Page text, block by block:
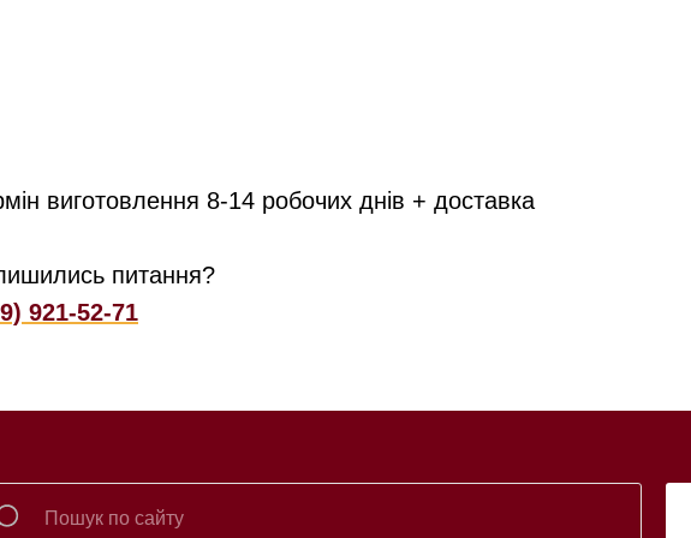
виготовлення 8-14 робочих днів + доставка
питання?
921-52-71